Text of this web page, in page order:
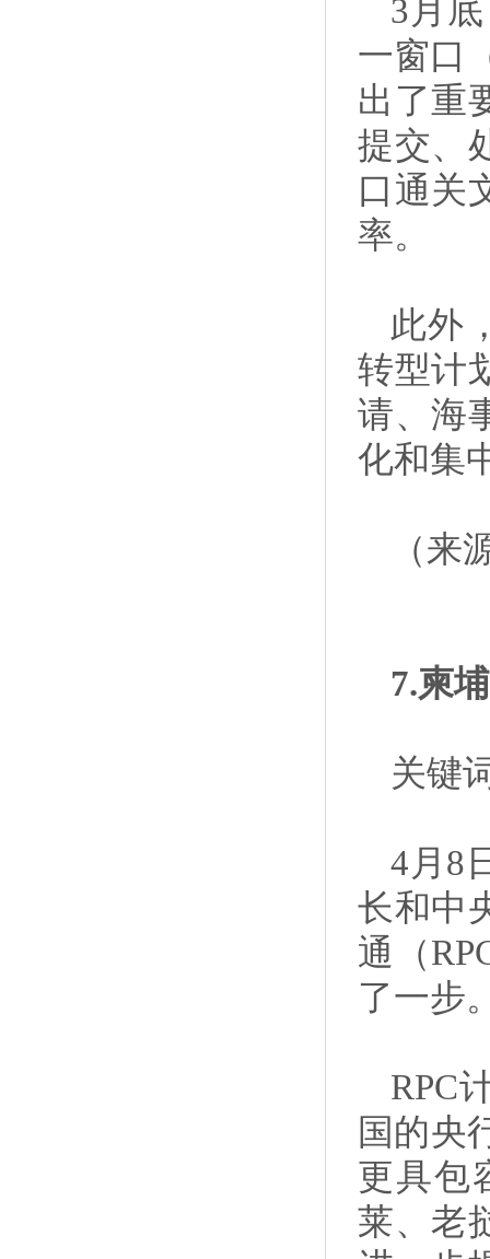
3月
一窗口
出了重
提交、
口通关
率。
此外
转型计
请、海
化和集
（来
7.柬
关键
4月8
长和中
通（
了一步
RPC
国的央
更具包
莱、老